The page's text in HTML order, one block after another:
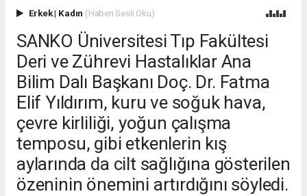
Erkek| Kadın (Haberi Sesli Oku)
SANKO Üniversitesi Tıp Fakültesi
Deri ve Zührevi Hastalıklar Ana
Bilim Dalı Başkanı Doç. Dr. Fatma
Elif Yıldırım, kuru ve soğuk hava,
çevre kirliliği, yoğun çalışma
temposu, gibi etkenlerin kış
aylarında da cilt sağlığına gösterilen
özeninin önemini artırdığını söyledi.